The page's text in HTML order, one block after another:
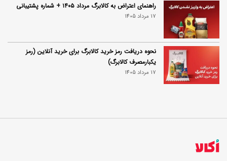
راهنمای اعتراض به کالابرگ مرداد ۱۴۰۵ + شماره پشتیبانی
17 مرداد 1405
نحوه دریافت رمز خرید کالابرگ برای خرید آنلاین (رمز
یکبارمصرف کالابرگ)
17 مرداد 1405